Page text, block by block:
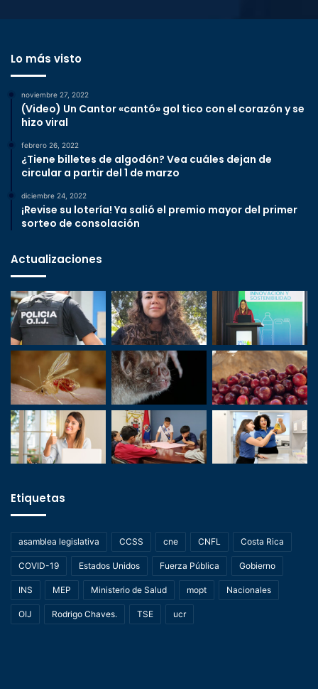
Lo más visto
noviembre 27, 2022
(Video) Un Cantor «cantó» gol tico con el corazón y se
hizo viral
febrero 26, 2022
¿Tiene billetes de algodón? Vea cuáles dejan de
circular a partir del 1 de marzo
diciembre 24, 2022
¡Revise su lotería! Ya salió el premio mayor del primer
sorteo de consolación
Actualizaciones
Etiquetas
asamblea legislativa CCSS cne CNFL Costa Rica
COVID-19 Estados Unidos Fuerza Pública Gobierno
INS MEP Ministerio de Salud mopt Nacionales
OIJ Rodrigo Chaves. TSE ucr